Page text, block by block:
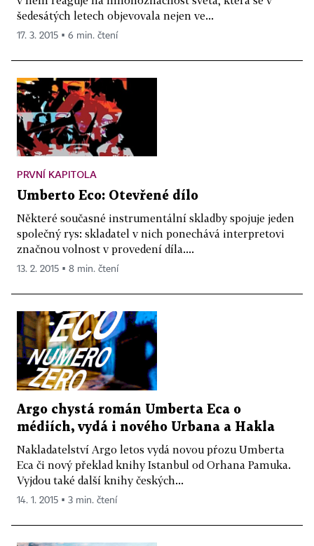
šedesátých letech objevovala nejen ve...
17. 3. 2015 ▪ 6 min. čtení
PRVNÍ KAPITOLA
Umberto Eco: Otevřené dílo
Některé současné instrumentální skladby spojuje jeden
společný rys: skladatel v nich ponechává interpretovi
značnou volnost v provedení díla....
13. 2. 2015 ▪ 8 min. čtení
Argo chystá román Umberta Eca o
médiích, vydá i nového Urbana a Hakla
Nakladatelství Argo letos vydá novou pŕozu Umberta
Eca či nový překlad knihy Istanbul od Orhana Pamuka.
Vyjdou také další knihy českých...
14. 1. 2015 ▪ 3 min. čtení